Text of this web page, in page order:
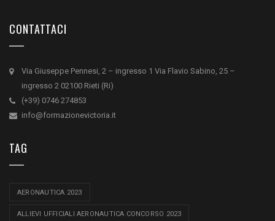
CONTATTACI
Via Giuseppe Pennesi, 2 – ingresso 1 Via Flavio Sabino, 25 –
ingresso 2 02100 Rieti (Ri)
(+39) 0746 274853
info@formazionevictoria.it
TAG
AERONAUTICA 2023
ALLIEVI UFFICIALI AERONAUTICA CONCORSO 2023